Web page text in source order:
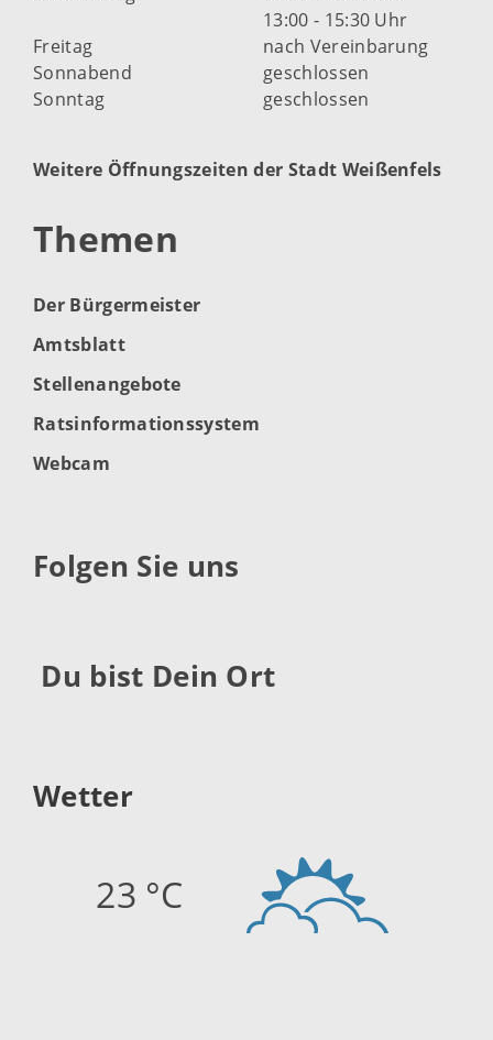
13:00 - 15:30 Uhr
Freitag
nach Vereinbarung
Sonnabend
geschlossen
Sonntag
geschlossen
Weitere Öffnungszeiten der Stadt Weißenfels
Themen
Der Bürgermeister
Amtsblatt
Stellenangebote
Ratsinformationssystem
Webcam
Folgen Sie uns
Du bist Dein Ort
Wetter
23 °C